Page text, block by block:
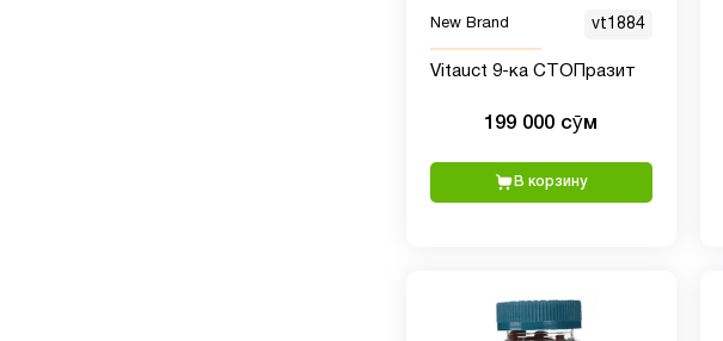
New Brand vt1884
Vitauct 9-ка СТОПразит
199 000 сӯм
В корзину